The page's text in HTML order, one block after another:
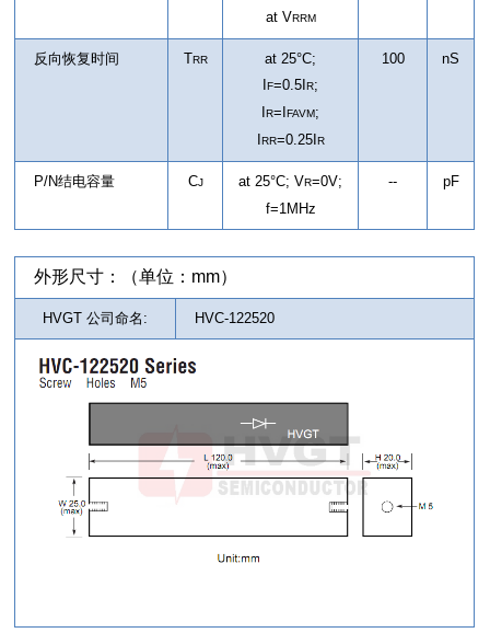
at VRRM
反向恢复时间 TRR
at 25°C;
IF=0.5IR;
IR=IFAVM;
RR=0.25I R
100 nS
P/N结电容量 CJ at 25°C; VR=0V;
f=1MHz
-- pF
外形尺寸：（单位：mm）
HVGT 公司命名: HVC-122520